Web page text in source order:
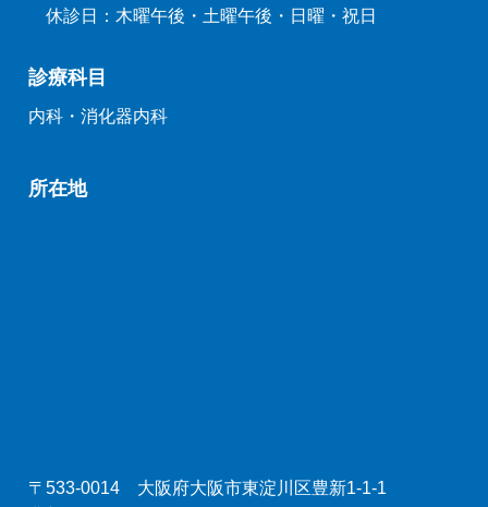
休診日
木曜午後・土曜午後・日曜・祝日
診療科目
内科・消化器内科
所在地
〒533-0014 大阪府大阪市東淀川区豊新1-1-1